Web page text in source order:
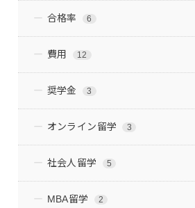
合格率 6
費用 12
奨学金 3
オンライン留学 3
社会人留学 5
MBA留学 2